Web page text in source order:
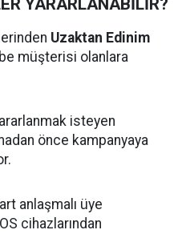
YARARLANABİLİR?
Uzaktan Edinim
müşterisi olanlara
isteyen
önce kampanyaya
anlaşmalı üye
cihazlarından